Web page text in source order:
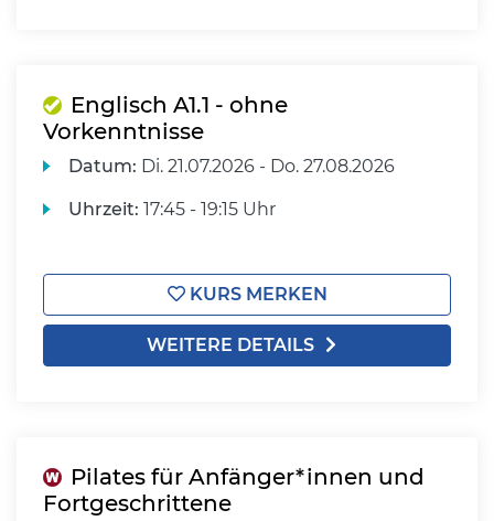
Englisch A1.1 - ohne
Vorkenntnisse
Datum: Di. 21.07.2026 - Do. 27.08.2026
Uhrzeit: 17:45 - 19:15 Uhr
KURS MERKEN
WEITERE DETAILS
Pilates für Anfänger*innen und
Fortgeschrittene